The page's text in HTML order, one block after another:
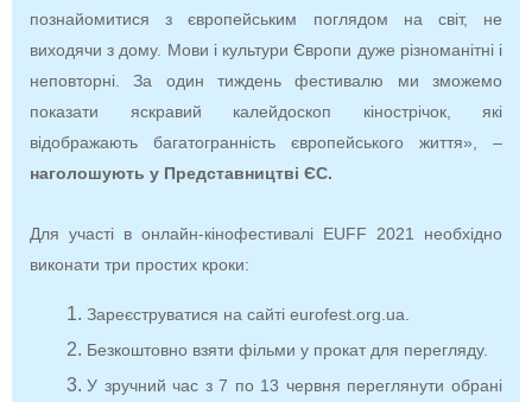
познайомитися з європейським поглядом на світ, не
виходячи з дому. Мови і культури Європи дуже різноманітні і
неповторні. За один тиждень фестивалю ми зможемо
показати яскравий калейдоскоп кінострічок, які
відображають багатогранність європейського життя», –
наголошують у Представництві ЄС.
Для участі в онлайн-кінофестивалі EUFF 2021 необхідно
виконати три простих кроки:
Зареєструватися на сайті eurofest.org.ua.
Безкоштовно взяти фільми у прокат для перегляду.
У зручний час з 7 по 13 червня переглянути обрані